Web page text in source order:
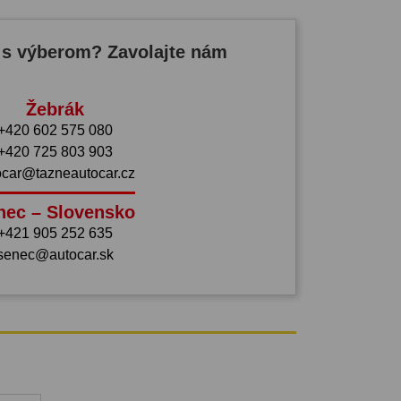
výberom? Zavolajte nám
Žebrák
602 575 080
725 803 903
– Slovensko
905 252 635